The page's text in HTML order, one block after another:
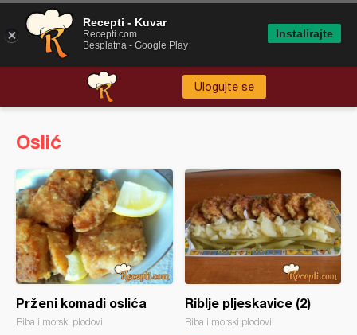
Ulogujte se
Oslić
Prženi komadi oslića
Riba i morski plodovi
Riblje pljeskavice (2)
Riba i morski plodovi
Recepti - Kuvar
Recepti.com
Besplatna - Google Play
Instalirajte